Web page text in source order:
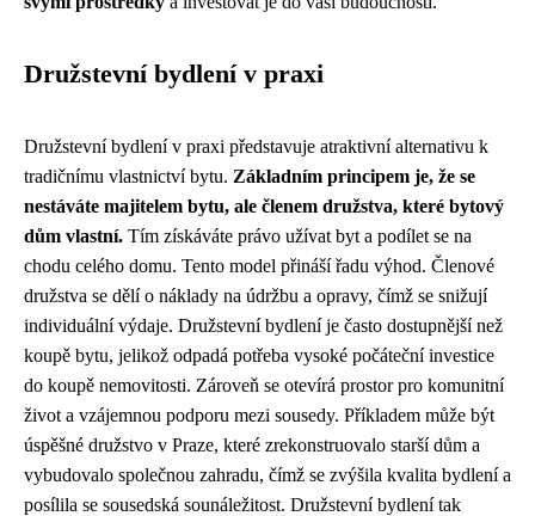
Družstevní bydlení v praxi
Družstevní bydlení v praxi představuje atraktivní alternativu k
tradičnímu vlastnictví bytu. Základním principem je, že se
nestáváte majitelem bytu, ale členem družstva, které bytový
dům vlastní. Tím získáváte právo užívat byt a podílet se na
chodu celého domu. Tento model přináší řadu výhod. Členové
družstva se dělí o náklady na údržbu a opravy, čímž se snižují
individuální výdaje. Družstevní bydlení je často dostupnější než
koupě bytu, jelikož odpadá potřeba vysoké počáteční investice
do koupě nemovitosti. Zároveň se otevírá prostor pro komunitní
život a vzájemnou podporu mezi sousedy. Příkladem může být
úspěšné družstvo v Praze, které zrekonstruovalo starší dům a
vybudovalo společnou zahradu, čímž se zvýšila kvalita bydlení a
posílila se sousedská sounáležitost. Družstevní bydlení tak